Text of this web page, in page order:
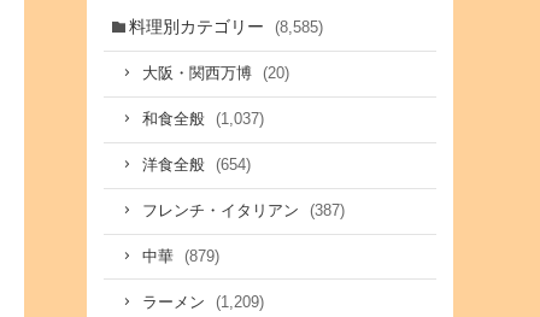
料理別カテゴリー (8,585)
大阪・関西万博 (20)
和食全般 (1,037)
洋食全般 (654)
フレンチ・イタリアン (387)
中華 (879)
ラーメン (1,209)